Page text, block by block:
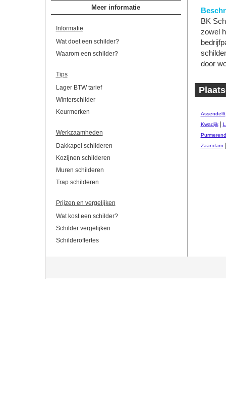
Meer informatie
Informatie
Wat doet een schilder?
Waarom een schilder?
Tips
Lager BTW tarief
Winterschilder
Keurmerken
Werkzaamheden
Dakkapel schilderen
Kozijnen schilderen
Muren schilderen
Trap schilderen
Prijzen en vergelijken
Wat kost een schilder?
Schilder vergelijken
Schilderoffertes
BK
zowel
door
Assendelft
Kwadijk|
Purmerend
Zaandam